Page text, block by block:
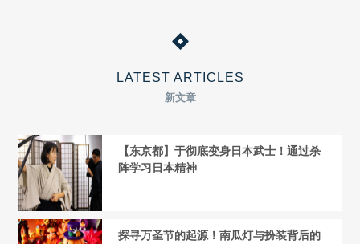
LATEST ARTICLES
新文章
【东京都】于彻底变身日本武士！通过杀
阵学习日本精神
探寻万圣节的起源！南瓜灯与扮装背后的